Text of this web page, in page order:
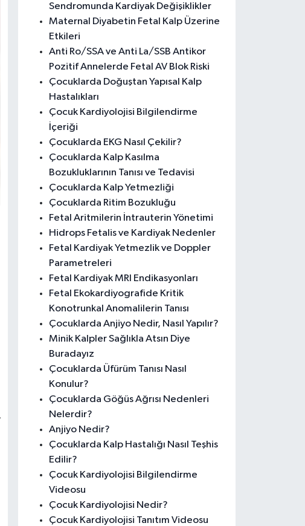
Sendromunda Kardiyak Değişiklikler
Maternal Diyabetin Fetal Kalp Üzerine
Etkileri
Anti Ro/SSA ve Anti La/SSB Antikor
Pozitif Annelerde Fetal AV Blok Riski
Çocuklarda Doğuştan Yapısal Kalp
Hastalıkları
Çocuk Kardiyolojisi Bilgilendirme
İçeriği
Çocuklarda EKG Nasıl Çekilir?
Çocuklarda Kalp Kasılma
Bozukluklarının Tanısı ve Tedavisi
Çocuklarda Kalp Yetmezliği
Çocuklarda Ritim Bozukluğu
Fetal Aritmilerin İntrauterin Yönetimi
Hidrops Fetalis ve Kardiyak Nedenler
Fetal Kardiyak Yetmezlik ve Doppler
Parametreleri
Fetal Kardiyak MRI Endikasyonları
Fetal Ekokardiyografide Kritik
Konotrunkal Anomalilerin Tanısı
Çocuklarda Anjiyo Nedir, Nasıl Yapılır?
Minik Kalpler Sağlıkla Atsın Diye
Buradayız
Çocuklarda Üfürüm Tanısı Nasıl
Konulur?
Çocuklarda Göğüs Ağrısı Nedenleri
Nelerdir?
Anjiyo Nedir?
Çocuklarda Kalp Hastalığı Nasıl Teşhis
Edilir?
Çocuk Kardiyolojisi Bilgilendirme
Videosu
Çocuk Kardiyolojisi Nedir?
Çocuk Kardiyolojisi Tanıtım Videosu